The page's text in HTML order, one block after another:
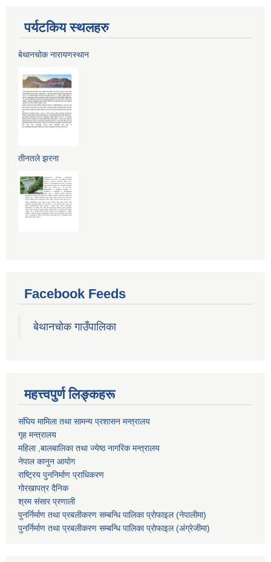
पर्यटकिय स्थलहरु
बेथानचोक नारायणस्थान
तीनतले झरना
Facebook Feeds
बेथानचोक गाउँपालिका
महत्त्वपुर्ण लिङ्कहरू
संघिय मामिला तथा सामन्य प्रशासन मन्त्रालय
गृह मन्त्रालय
महिला ,बालबालिका तथा ज्येष्ठ नागरिक मन्त्रालय
नेपाल कानुन आयोग
राष्ट्रिय पुननिर्माण प्राधिकरण
गोरखापत्र दैनिक
श्रम संसार प्रणाली
पुनर्निर्माण तथा प्रबलीकरण सम्बन्धि पालिका प्राेफाइल (नेपालीमा)
पुनर्निर्माण तथा प्रबलीकरण सम्बन्धि पालिका प्राेफाइल(अंग्रेजीमा)